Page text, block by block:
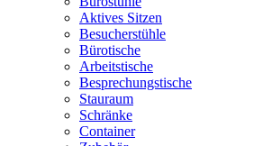
Aktives Sitzen
Besucherstühle
Bürotische
Arbeitstische
Besprechungstische
Stauraum
Schränke
Container